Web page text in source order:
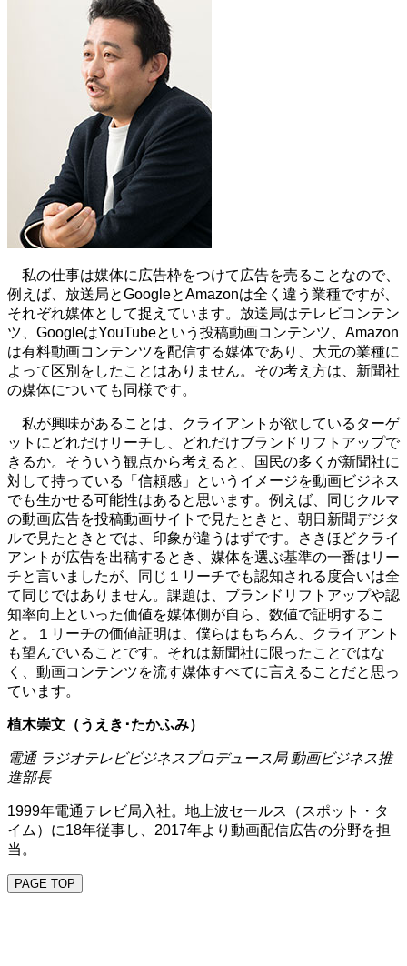
私の仕事は媒体に広告枠をつけて広告を売ることなので、
例えば、放送局とGoogleとAmazonは全く違う業種ですが、
それぞれ媒体として捉えています。放送局はテレビコンテン
ツ、GoogleはYouTubeという投稿動画コンテンツ、Amazon
は有料動画コンテンツを配信する媒体であり、大元の業種に
よって区別をしたことはありません。その考え方は、新聞社
の媒体についても同様です。
私が興味があることは、クライアントが欲しているターゲ
ットにどれだけリーチし、どれだけブランドリフトアップで
きるか。そういう観点から考えると、国民の多くが新聞社に
対して持っている「信頼感」というイメージを動画ビジネス
でも生かせる可能性はあると思います。例えば、同じクルマ
の動画広告を投稿動画サイトで見たときと、朝日新聞デジタ
ルで見たときとでは、印象が違うはずです。さきほどクライ
アントが広告を出稿するとき、媒体を選ぶ基準の一番はリー
チと言いましたが、同じ１リーチでも認知される度合いは全
て同じではありません。課題は、ブランドリフトアップや認
知率向上といった価値を媒体側が自ら、数値で証明するこ
と。１リーチの価値証明は、僕らはもちろん、クライアント
も望んでいることです。それは新聞社に限ったことではな
く、動画コンテンツを流す媒体すべてに言えることだと思っ
ています。
植木崇文（うえき･たかふみ）
電通 ラジオテレビビジネスプロデュース局 動画ビジネス推
進部長
1999年電通テレビ局入社。地上波セールス（スポット・タ
イム）に18年従事し、2017年より動画配信広告の分野を担
当。
PAGE TOP